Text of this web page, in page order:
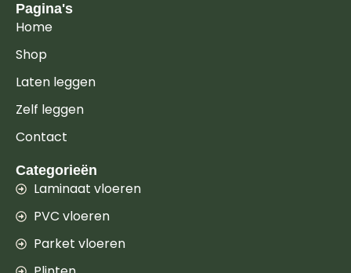
Pagina's
Home
Shop
Laten leggen
Zelf leggen
Contact
Categorieën
Laminaat vloeren
PVC vloeren
Parket vloeren